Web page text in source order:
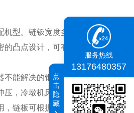
型。链钣宽度多元化，提供了
凸点设计，可有效防止碎屑附
不能解决的铜屑、铝屑、不锈钢
压，冷墩机床小型零件的输送装
，链板可根据用户要求制做不锈
服务热线
13176480357
点
击
隐
藏